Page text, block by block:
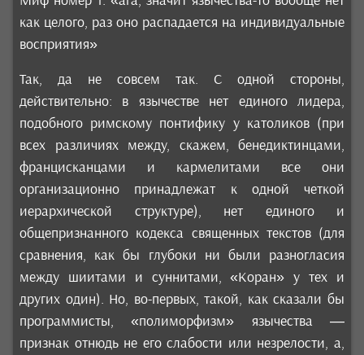
как целого, раз оно распадается на индивидуальные
восприятия»
Так, да не совсем так. С одной стороны,
действительно: в язычестве нет единого лидера,
подобного римскому понтифику у католиков (при
всех различиях между, скажем, бенедиктинцами,
францисканцами и кармелитами все они
организационно принадлежат к одной четкой
иерархической структуре), нет единого и
общепризнанного кодекса священных текстов (для
сравнения, как бы глубоки ни были разногласия
между шиитами и суннитами, «Коран» у тех и
других один). Но, во-первых, такой, как сказали бы
программисты, «полиморфизм» язычества —
признак отнюдь не его слабости или незрелости, а,